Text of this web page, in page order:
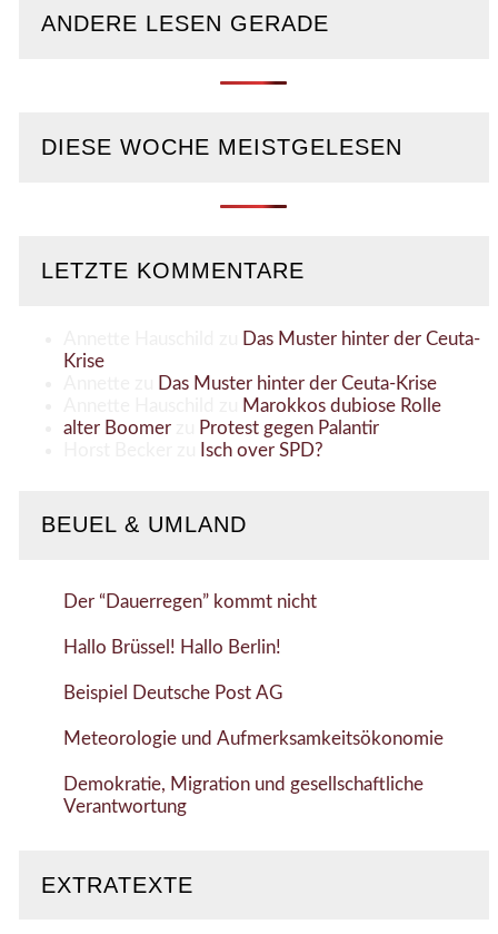
ANDERE LESEN GERADE
DIESE WOCHE MEISTGELESEN
LETZTE KOMMENTARE
Das Muster hinter der Ceuta-
Krise
Das Muster hinter der Ceuta-Krise
Marokkos dubiose Rolle
alter Boomerzu
Protest gegen Palantir
Isch over SPD?
BEUEL & UMLAND
Der “Dauerregen” kommt nicht
Hallo Brüssel! Hallo Berlin!
Beispiel Deutsche Post AG
Meteorologie und Aufmerksamkeitsökonomie
Demokratie, Migration und gesellschaftliche
Verantwortung
EXTRATEXTE